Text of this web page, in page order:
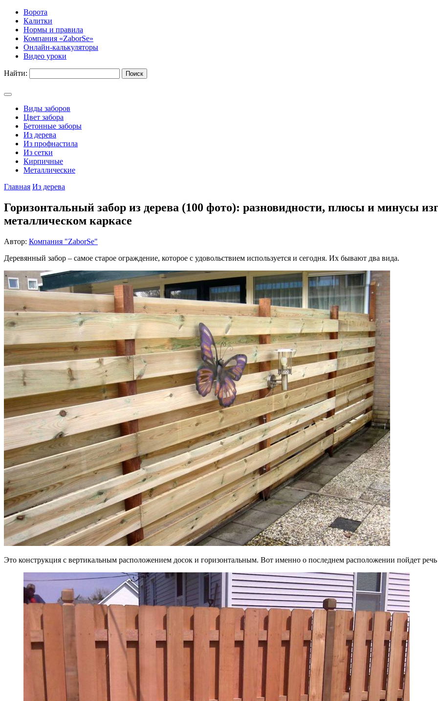
Ворота
Калитки
Нормы и правила
Компания «ZaborSe»
Онлайн-калькуляторы
Видео уроки
Найти:
Виды заборов
Цвет забора
Бетонные заборы
Из дерева
Из профнастила
Из сетки
Кирпичные
Металлические
Главная Из дерева
Горизонтальный забор из дерева (100 фото): разновидности, плюсы и минусы
металлическом каркасе
Автор: Компания "ZaborSe"
Деревянный забор – самое старое ограждение, которое с удовольствием используется и сегодня. Их бывают два вида.
Это конструкция с вертикальным расположением досок и горизонтальным. Вот именно о последнем расположении пойдет речь